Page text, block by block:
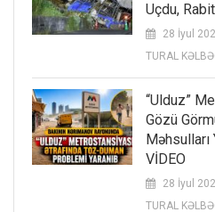
Uçdu,
28 İyul
TURAL
“Ulduz”
Gözü
Məhsulları
VİDEO
28 İyul
TURAL